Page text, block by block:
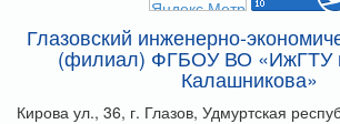
Глазовский инженерно-
(филиал) ФГБОУ ВО «ИжГТУ
Калашникова»
Кирова ул., 36, г. Глазов, Удмуртская